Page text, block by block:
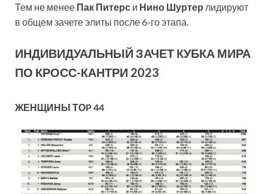
Тем не менее Пак Питерс и Нино Шуртер лидируют
в общем зачете элиты после 6-го этапа.
ИНДИВИДУАЛЬНЫЙ ЗАЧЕТ КУБКА МИРА
ПО КРОСС-КАНТРИ 2023
ЖЕНЩИНЫ ТОP 44